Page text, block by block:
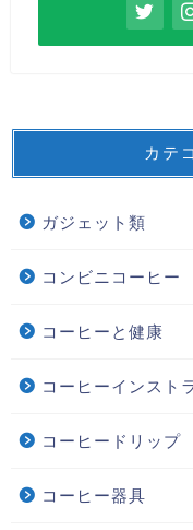
カテ
ガジェット類
コンビニコーヒー
コーヒーと健康
コーヒーインスト
コーヒードリップ
コーヒー器具